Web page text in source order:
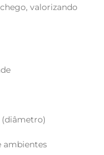
valorizando
(diâmetro)
ambientes